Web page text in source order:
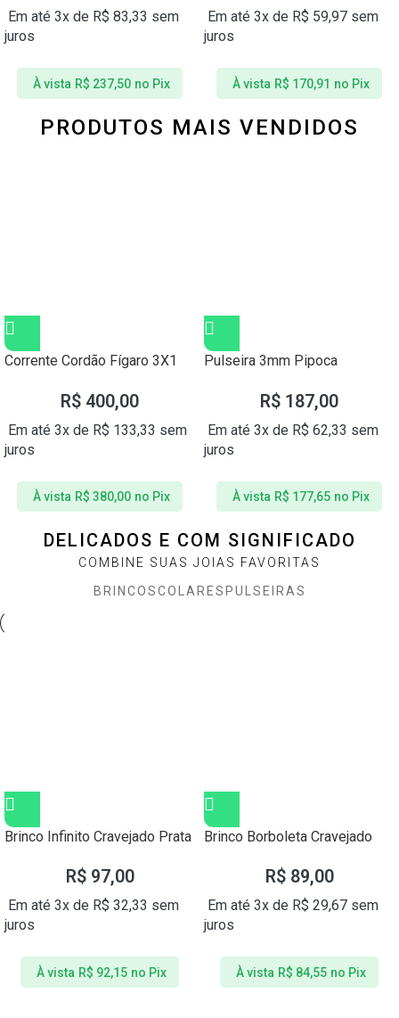
Em até 3x de R$ 83,33 sem
juros
À vista R$ 237,50 no Pix
Em até 3x de R$ 59,97 sem
juros
À vista R$ 170,91 no Pix
PRODUTOS MAIS VENDIDOS
Corrente Cordão Fígaro 3X1
R$ 400,00
Em até 3x de R$ 133,33 sem
juros
À vista R$ 380,00 no Pix
Pulseira 3mm Pipoca
R$ 187,00
Em até 3x de R$ 62,33 sem
juros
À vista R$ 177,65 no Pix
DELICADOS E COM SIGNIFICADO
COMBINE SUAS JOIAS FAVORITAS
BRINCOSCOLARES PULSEIRAS
Brinco Infinito Cravejado Prata
R$97,00
Em até 3x de R$ 32,33 sem
juros
À vista R$ 92,15 no Pix
Brinco Borboleta Cravejado
R$89,00
Em até 3x de R$ 29,67 sem
juros
À vista R$ 84,55 no Pix